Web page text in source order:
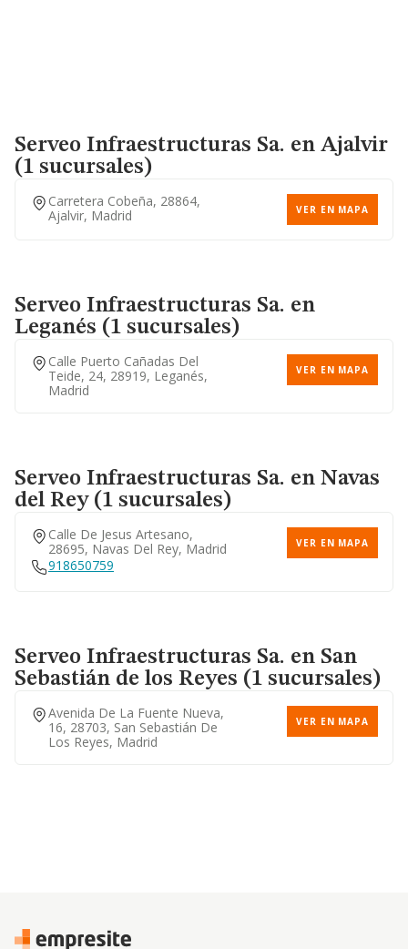
Serveo Infraestructuras Sa. en Ajalvir
(1 sucursales)
Carretera Cobeña, 28864,
Ajalvir, Madrid
VER EN MAPA
Serveo Infraestructuras Sa. en
Leganés (1 sucursales)
Calle Puerto Cañadas Del
Teide, 24, 28919, Leganés,
Madrid
VER EN MAPA
Serveo Infraestructuras Sa. en Navas
del Rey (1 sucursales)
Calle De Jesus Artesano,
28695, Navas Del Rey, Madrid
VER EN MAPA
918650759
Serveo Infraestructuras Sa. en San
Sebastián de los Reyes (1 sucursales)
Avenida De La Fuente Nueva,
16, 28703, San Sebastián De
Los Reyes, Madrid
VER EN MAPA